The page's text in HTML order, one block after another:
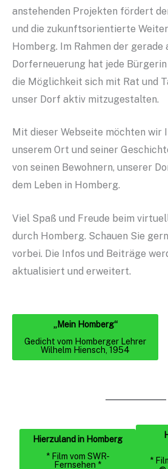
anstehenden Projekten fördert
und die zukunftsorientierte
Homberg. Im Rahmen der gerade
Dorferneuerung hat jede
die Möglichkeit sich mit Rat und
unser Dorf aktiv mitzugestalten.
Mit dieser Webseite möchten wir
unserem Ort und seiner
von seinen Bewohnern, unserer
dem Leben in Homberg.
Viel Spaß und Freude beim
durch Homberg. Schauen Sie
vorbei. Die Infos und Beiträge
aktualisiert und erweitert.
„Mein Homberg“
Gedicht vom Homberger Lehrer
Wilhelm Hiensch, 1954
Hierzuland in Homberg
* Film vom SWR-
Fernsehen *
*